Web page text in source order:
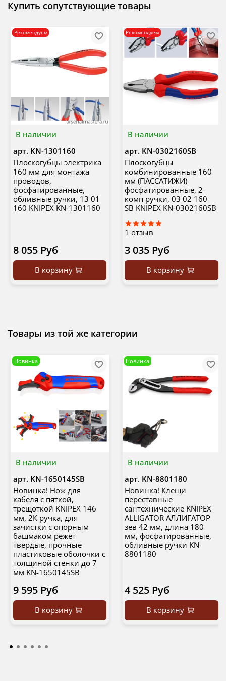
Купить сопутствующие товары
В наличии
Рекомендуем
арт. KN-1301160
Плоскогубцы электрика
160 мм для монтажа
проводов,
фосфатированные,
обливные ручки, 13 01
160 KNIPEX KN-1301160
8 055 Руб
В корзину
В наличии
Рекомендуем
арт. KN-0302160SB
Плоскогубцы
комбинированные 160
мм (ПАССАТИЖИ)
фосфатированные, 2-
комп ручки, 03 02 160
SB KNIPEX KN-0302160SB
1 отзыв
3 035 Руб
В корзину
Товары из той же категории
В наличии
Новинка
арт. KN-1650145SB
Новинка! Нож для
кабеля с пяткой,
трещоткой KNIPEX 146
мм, 2К ручка, для
зачистки c опорным
башмаком режет
твердые, прочные
пластиковые оболочки с
толщиной стенки до 7
мм KN-1650145SB
9 595 Руб
В корзину
В наличии
Новинка
арт. KN-8801180
Новинка! Клещи
переставные
сантехнические KNIPEX
ALLIGATOR АЛЛИГАТОР
зев 42 мм, длина 180
мм, фосфатированные,
обливные ручки KN-
8801180
4 525 Руб
В корзину